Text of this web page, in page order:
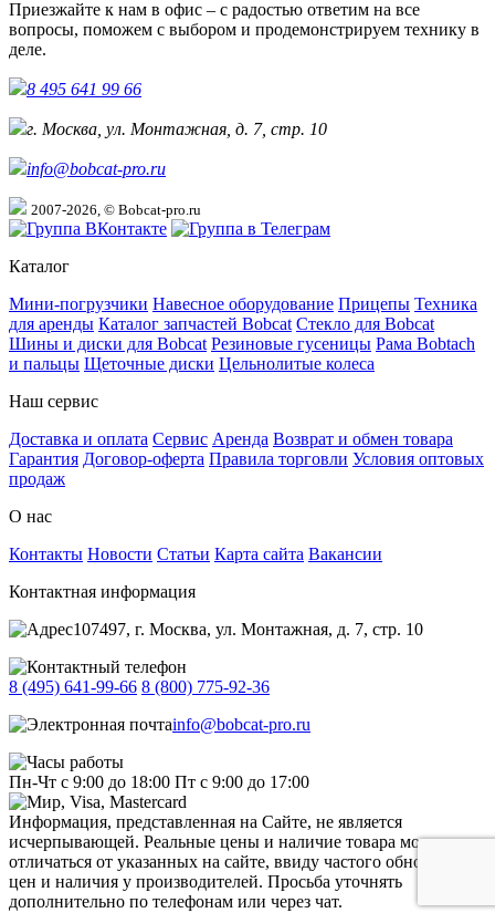
Приезжайте к нам в офис – с радостью ответим на все
вопросы, поможем с выбором и продемонстрируем технику в
деле.
8 495 641 99 66
г. Москва, ул. Монтажная, д. 7, стр. 10
info@bobcat-pro.ru
2007-2026, © Bobcat-pro.ru
Каталог
Мини-погрузчики Навесное оборудование Прицепы Техника
для аренды Каталог запчастей Bobcat Стекло для Bobcat
Шины и диски для Bobcat Резиновые гусеницы Рама Bobtach
и пальцы Щеточные диски Цельнолитые колеса
Наш сервис
Доставка и оплата Сервис Аренда Возврат и обмен товара
Гарантия Договор-оферта Правила торговли Условия оптовых
продаж
О нас
Контакты Новости Статьи Карта сайта Вакансии
Контактная информация
107497, г. Москва, ул. Монтажная, д. 7, стр. 10
8 (495) 641-99-66 8 (800) 775-92-36
info@bobcat-pro.ru
Пн-Чт с 9:00 до 18:00 Пт с 9:00 до 17:00
Информация, представленная на Сайте, не является
исчерпывающей. Реальные цены и наличие товара могут
отличаться от указанных на сайте, ввиду частого обновления
цен и наличия у производителей. Просьба уточнять
дополнительно по телефонам или через чат.